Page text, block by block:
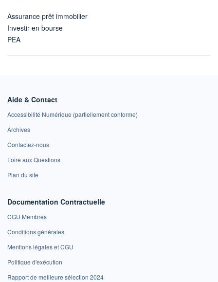
Assurance prêt immobilier
Investir en bourse
PEA
Aide & Contact
Accessibilité Numérique (partiellement conforme)
Archives
Contactez-nous
Foire aux Questions
Plan du site
Documentation Contractuelle
CGU Membres
Conditions générales
Mentions légales et CGU
Politique d'exécution
Rapport de meilleure sélection 2024